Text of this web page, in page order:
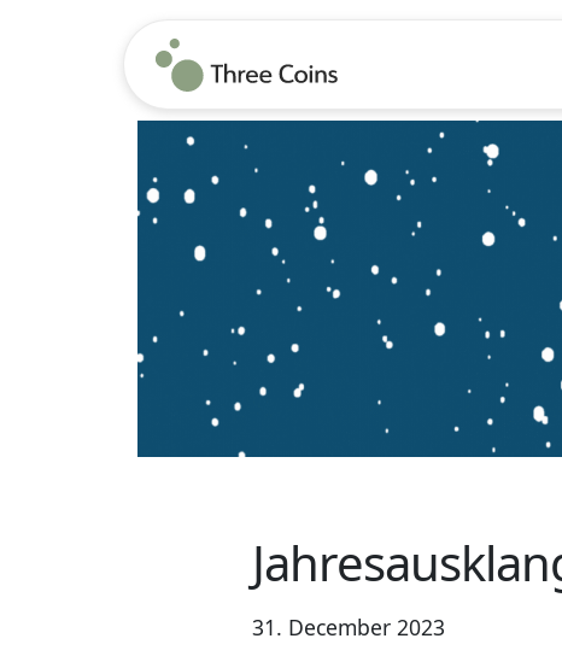
31. December 2023